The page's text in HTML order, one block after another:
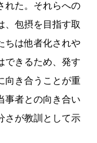
れた。それらへの
、包摂を目指す取
ちは他者化されや
できるため、発す
向き合うことが重
事者との向き合い
さが教訓として示